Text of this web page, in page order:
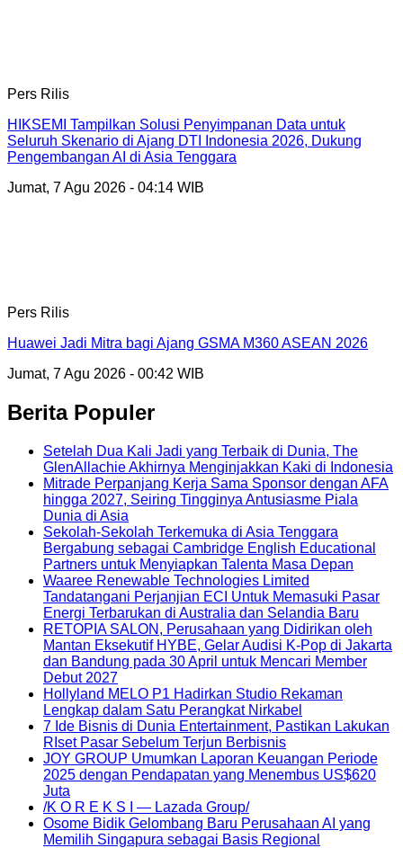
Pers Rilis
HIKSEMI Tampilkan Solusi Penyimpanan Data untuk
Seluruh Skenario di Ajang DTI Indonesia 2026, Dukung
Pengembangan AI di Asia Tenggara
Jumat, 7 Agu 2026 - 04:14 WIB
Pers Rilis
Huawei Jadi Mitra bagi Ajang GSMA M360 ASEAN 2026
Jumat, 7 Agu 2026 - 00:42 WIB
Berita Populer
Setelah Dua Kali Jadi yang Terbaik di Dunia, The
GlenAllachie Akhirnya Menginjakkan Kaki di Indonesia
Mitrade Perpanjang Kerja Sama Sponsor dengan AFA
hingga 2027, Seiring Tingginya Antusiasme Piala
Dunia di Asia
Sekolah-Sekolah Terkemuka di Asia Tenggara
Bergabung sebagai Cambridge English Educational
Partners untuk Menyiapkan Talenta Masa Depan
Waaree Renewable Technologies Limited
Tandatangani Perjanjian ECI Untuk Memasuki Pasar
Energi Terbarukan di Australia dan Selandia Baru
RETOPIA SALON, Perusahaan yang Didirikan oleh
Mantan Eksekutif HYBE, Gelar Audisi K-Pop di Jakarta
dan Bandung pada 30 April untuk Mencari Member
Debut 2027
Hollyland MELO P1 Hadirkan Studio Rekaman
Lengkap dalam Satu Perangkat Nirkabel
7 Ide Bisnis di Dunia Entertainment, Pastikan Lakukan
RIset Pasar Sebelum Terjun Berbisnis
JOY GROUP Umumkan Laporan Keuangan Periode
2025 dengan Pendapatan yang Menembus US$620
Juta
/K O R E K S I — Lazada Group/
Osome Bidik Gelombang Baru Perusahaan AI yang
Memilih Singapura sebagai Basis Regional